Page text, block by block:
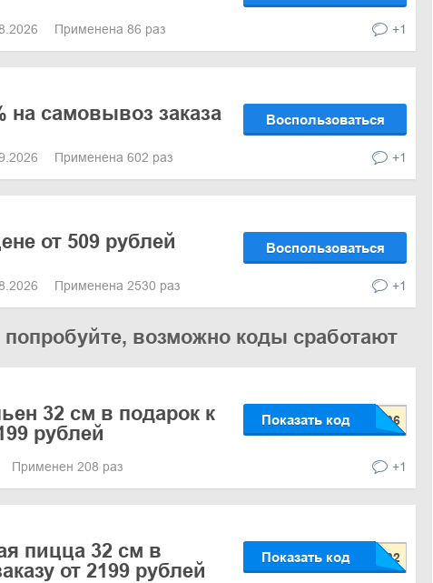
Применена 86 раз +1
на самовывоз заказа Воспользоваться
Применена 602 раз +1
от 509 рублей Воспользоваться
Применена 2530 раз +1
попробуйте, возможно коды сработают
32 см в подарок к
рублей
Показать код
Применен 208 раз +1
пицца 32 см в
от 2199 рублей
Показать код